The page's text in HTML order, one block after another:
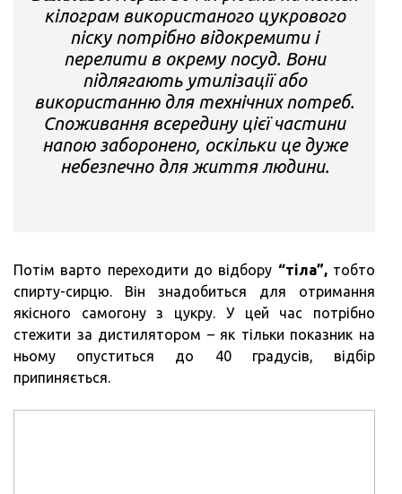
кілограм використаного цукрового
піску потрібно відокремити і
перелити в окрему посуд. Вони
підлягають утилізації або
використанню для технічних потреб.
Споживання всередину цієї частини
напою заборонено, оскільки це дуже
небезпечно для життя людини.
Потім варто переходити до відбору “тіла”,тобто
спирту-сирцю. Він знадобиться для отримання
якісного самогону з цукру. У цей час потрібно
стежити за дистилятором – як тільки показник на
ньому опуститься до 40 градусів, відбір
припиняється.